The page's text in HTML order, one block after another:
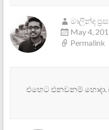
මාලින්ද
May 4,
Permalink
එහෙට එනවනම්